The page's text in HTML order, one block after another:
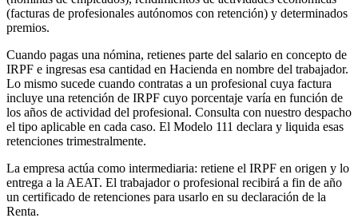
(facturas de profesionales autónomos con retención) y determinados
premios.
Cuando pagas una nómina, retienes parte del salario en concepto de
IRPF e ingresas esa cantidad en Hacienda en nombre del trabajador.
Lo mismo sucede cuando contratas a un profesional cuya factura
incluye una retención de IRPF cuyo porcentaje varía en función de
los años de actividad del profesional. Consulta con nuestro despacho
el tipo aplicable en cada caso. El Modelo 111 declara y liquida esas
retenciones trimestralmente.
La empresa actúa como intermediaria: retiene el IRPF en origen y lo
entrega a la AEAT. El trabajador o profesional recibirá a fin de año
un certificado de retenciones para usarlo en su declaración de la
Renta.